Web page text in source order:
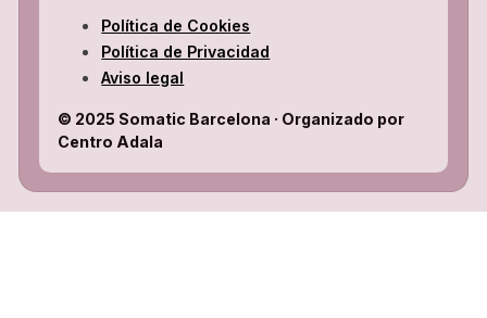
© 2025 Somatic Barcelona · Organizado por
Centro Adala
Política de Cookies
Política de Privacidad
Aviso legal